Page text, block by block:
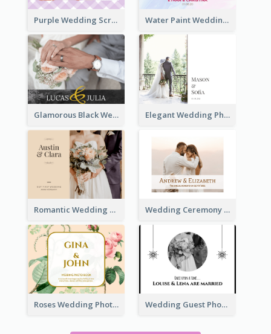
Purple Wedding Scrapping Photo Book Water Paint Wedding Photo Book
Glamorous Black Wedding Photo Book Elegant Wedding Photo Book
Romantic Wedding Anniversary Photo Book Wedding Ceremony Photo Book
Roses Wedding Photo Book Wedding Guest Photo Book